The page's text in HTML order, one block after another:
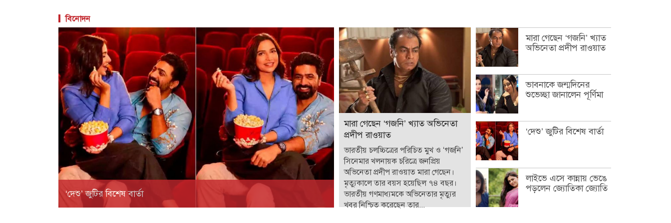
বিনোদন
‘দেশু’ জুটির বিশেষ বার্তা
মারা গেছেন ‘গজনি’ খ্যাত অভিনেতা
প্রদীপ রাওয়াত
ভারতীয় চলচ্চিত্রের পরিচিত মুখ ও ‘গজনি’
সিনেমার খলনায়ক চরিত্রে জনপ্রিয়
অভিনেতা প্রদীপ রাওয়াত মারা গেছেন।
মৃত্যুকালে তার বয়স হয়েছিল ৭৪ বছর।
ভারতীয় গণমাধ্যমকে অভিনেতার মৃত্যুর
খবর নিশ্চিত করেছেন তার...
মারা গেছেন ‘গজনি’ খ্যাত
অভিনেতা প্রদীপ রাওয়াত
ভাবনাকে জন্মদিনের
শুভেচ্ছা জানালেন পূর্ণিমা
‘দেশু’ জুটির বিশেষ বার্তা
লাইভে এসে কান্নায় ভেঙে
পড়লেন জ্যোতিকা জ্যোতি